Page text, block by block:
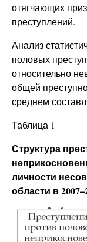
отягчающих
преступлений.
Анализ
половых
относительно
общей
среднем
Таблица 1
Структура
личности
области в